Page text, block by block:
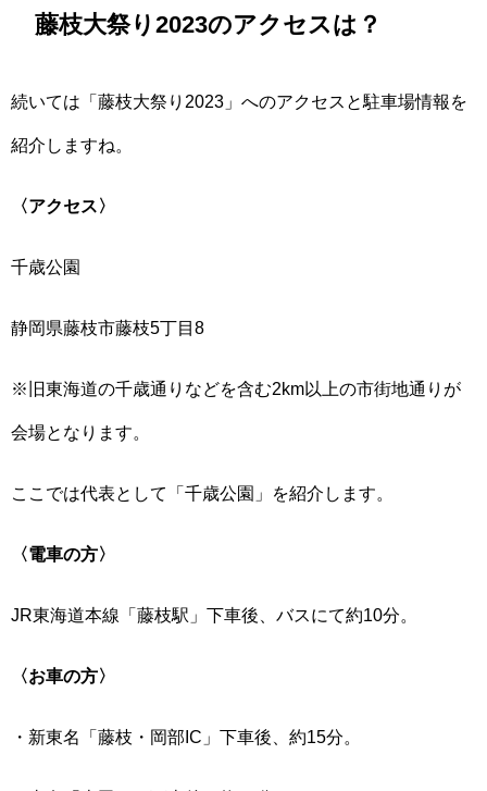
藤枝大祭り2023のアクセスは？
続いては「藤枝大祭り2023」へのアクセスと駐車場情報を
紹介しますね。
〈アクセス〉
千歳公園
静岡県藤枝市藤枝5丁目8
※旧東海道の千歳通りなどを含む2km以上の市街地通りが
会場となります。
ここでは代表として「千歳公園」を紹介します。
〈電車の方〉
JR東海道本線「藤枝駅」下車後、バスにて約10分。
〈お車の方〉
・新東名「藤枝・岡部IC」下車後、約15分。